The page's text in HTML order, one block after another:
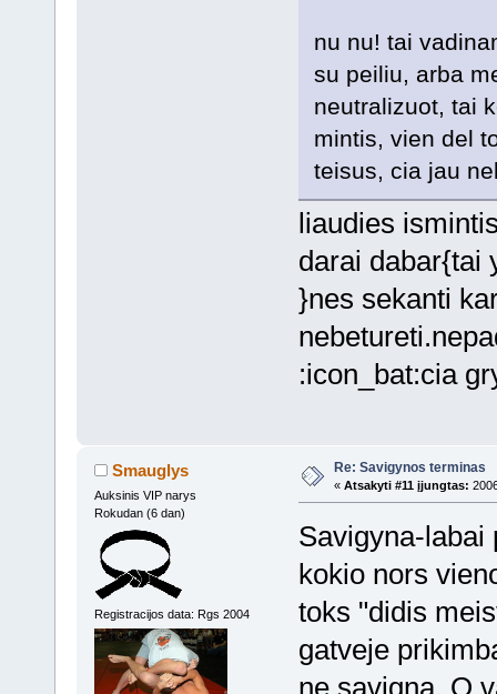
nu nu! tai
su peiliu, arba
neutralizuot, tai
mintis, vien del
teisus, cia jau
liaudies
darai dabar{tai
}nes sekanti
:icon_bat:cia
Smauglys
Auksinis VIP narys
Rokudan (6 dan)
Registracijos data: Rgs 2004
Re: Savigynos terminas
« Atsakyti #11 įjungtas:
Savigyna-labai
kokio nors
toks "didis
gatveje
ne savigna. O